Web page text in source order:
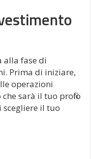
alla fase di
Prima di iniziare,
operazioni
sarà il tuo profilo
il tuo